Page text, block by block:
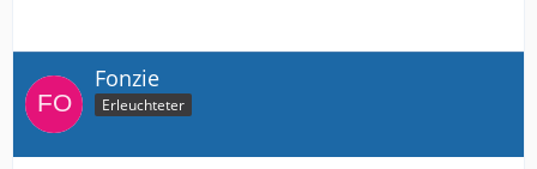
Fonzie
Erleuchteter